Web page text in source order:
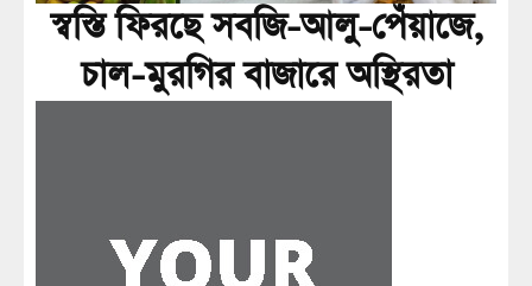
স্বস্তি ফিরছে সবজি-আলু-পেঁয়াজে,
চাল-মুরগির বাজারে অস্থিরতা